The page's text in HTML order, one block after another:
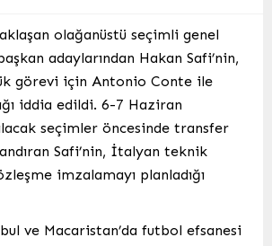
olağanüstü seçimli genel
adaylarından Hakan Safi’nin,
görevi için Antonio Conte ile
iddia edildi. 6-7 Haziran
seçimler öncesinde transfer
Safi’nin, İtalyan teknik
imzalamayı planladığı
ve Macaristan’da futbol efsanesi